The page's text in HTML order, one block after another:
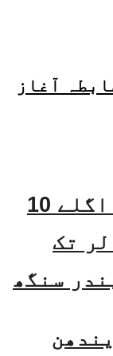
آغاز
بھارت کی خلائی معیشت اگلے 10
ڈالر تک
سنگھ